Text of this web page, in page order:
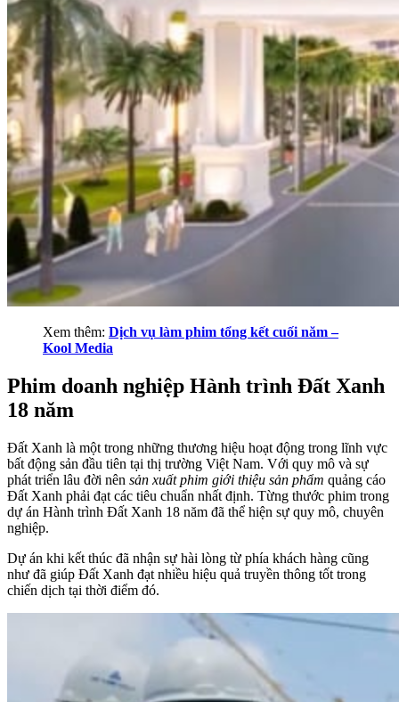
Xem thêm: Dịch vụ làm phim tổng kết cuối năm –
Kool Media
Phim doanh nghiệp Hành trình Đất Xanh
18 năm
Đất Xanh là một trong những thương hiệu hoạt động trong lĩnh vực
bất động sản đầu tiên tại thị trường Việt Nam. Với quy mô và sự
phát triển lâu đời nên sản xuất phim giới thiệu sản phẩm quảng cáo
Đất Xanh phải đạt các tiêu chuẩn nhất định. Từng thước phim trong
dự án Hành trình Đất Xanh 18 năm đã thể hiện sự quy mô, chuyên
nghiệp.
Dự án khi kết thúc đã nhận sự hài lòng từ phía khách hàng cũng
như đã giúp Đất Xanh đạt nhiều hiệu quả truyền thông tốt trong
chiến dịch tại thời điểm đó.